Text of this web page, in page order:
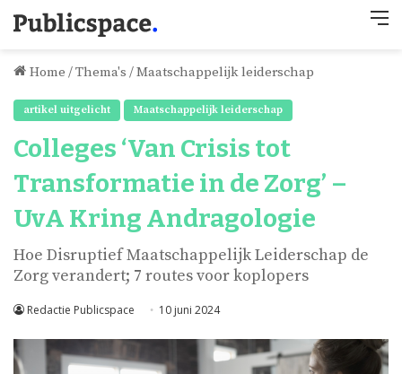
Home /Thema's /Maatschappelijk leiderschap
artikel uitgelicht Maatschappelijk leiderschap
Colleges ‘Van Crisis tot
Transformatie in de Zorg’ –
UvA Kring Andragologie
Hoe Disruptief Maatschappelijk Leiderschap de
Zorg verandert; 7 routes voor koplopers
Redactie Publicspace 10 juni 2024